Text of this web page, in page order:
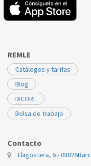
REMLE
Catálogos y tarifas
Blog
DICORE
Bolsa de trabajo
Contacto
Llagostera, 6 - 08026